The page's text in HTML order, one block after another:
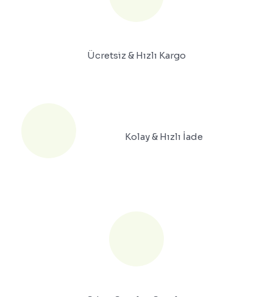
Ücretsiz & Hızlı Kargo
Kolay & Hızlı İade